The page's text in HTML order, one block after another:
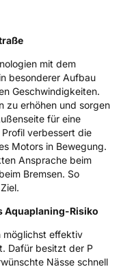
Piero e Alberto
Italien,
mit dem
besonderer Aufbau
Geschwindigkeiten.
zu erhöhen und sorgen
für eine
verbessert die
Motors in Bewegung.
Ansprache beim
Bremsen. So
Aquaplaning-Risiko
möglichst effektiv
Dafür besitzt der P
Nässe schnell